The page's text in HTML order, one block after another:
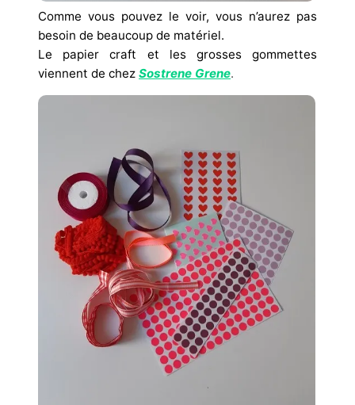
Comme vous pouvez le voir, vous n’aurez pas
besoin de beaucoup de matériel.
Le papier craft et les grosses gommettes
viennent de chez Sostrene Grene.